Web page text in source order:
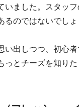
いました。スタッ
るのではないでしょ
い出しつつ、初心
っとチーズを知り